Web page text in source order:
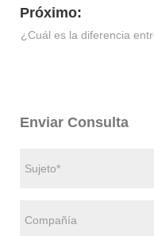
Próximo:
¿Cuál es la diferencia
Enviar Consulta